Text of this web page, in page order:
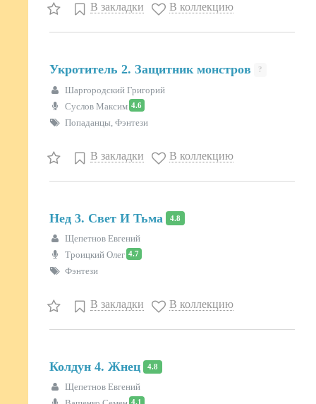
В закладки В коллекцию
Укротитель 2. Защитник монстров ?
Шаргородский Григорий
Суслов Максим 4.6
Попаданцы, Фэнтези
В закладки В коллекцию
Нед 3. Свет И Тьма 4.8
Щепетнов Евгений
Троицкий Олег 4.7
Фэнтези
В закладки В коллекцию
Колдун 4. Жнец 4.8
Щепетнов Евгений
4.1